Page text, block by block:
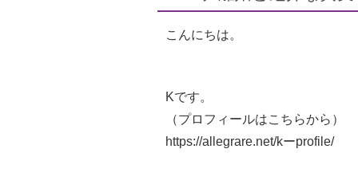
こんにちは。
Kです。
（プロフィールはこちらから）
https://allegrare.net/kーprofile/